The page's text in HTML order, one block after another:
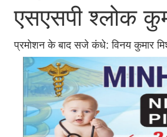
एसएसपी श्लोक
प्रमोशन के बाद सजे कंधे: विनय कुमार